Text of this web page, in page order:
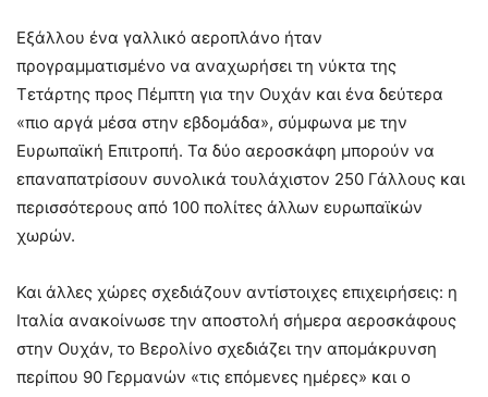
Εξάλλου ένα γαλλικό αεροπλάνο ήταν
προγραμματισμένο να αναχωρήσει τη νύκτα της
Τετάρτης προς Πέμπτη για την Ουχάν και ένα δεύτερα
«πιο αργά μέσα στην εβδομάδα», σύμφωνα με την
Ευρωπαϊκή Επιτροπή. Τα δύο αεροσκάφη μπορούν να
επαναπατρίσουν συνολικά τουλάχιστον 250 Γάλλους και
περισσότερους από 100 πολίτες άλλων ευρωπαϊκών
χωρών.
Και άλλες χώρες σχεδιάζουν αντίστοιχες επιχειρήσεις: η
Ιταλία ανακοίνωσε την αποστολή σήμερα αεροσκάφους
στην Ουχάν, το Βερολίνο σχεδιάζει την απομάκρυνση
περίπου 90 Γερμανών «τις επόμενες ημέρες» και ο